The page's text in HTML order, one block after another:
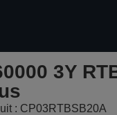
3Y
: CP03RTBSB20A